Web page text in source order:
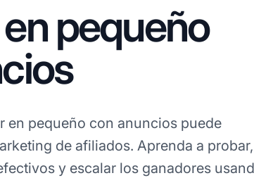
pequeño
en pequeño con anuncios puede
de afiliados. Aprenda a probar,
y escalar los ganadores